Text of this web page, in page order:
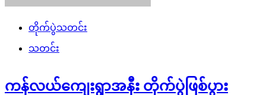
တိုက်ပွဲသတင်း
သတင်း
ကန်လယ်ကျေးရွာအနီး တိုက်ပွဲဖြစ်ပွား